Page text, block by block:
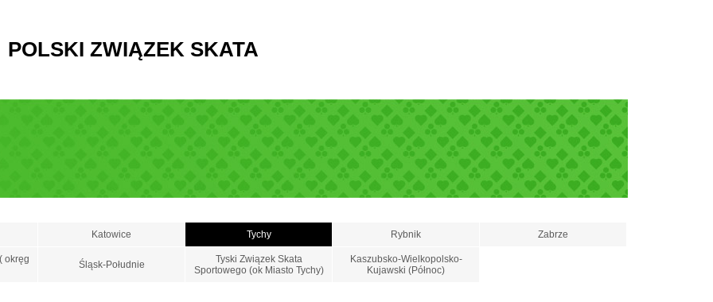
POLSKI ZWIĄZEK SKATA
Katowice Tychy Rybnik Zabrze
okręg
Śląsk-Południe
Tyski Związek Skata
Sportowego (ok Miasto Tychy)
Kaszubsko-Wielkopolsko-
Kujawski (Północ)